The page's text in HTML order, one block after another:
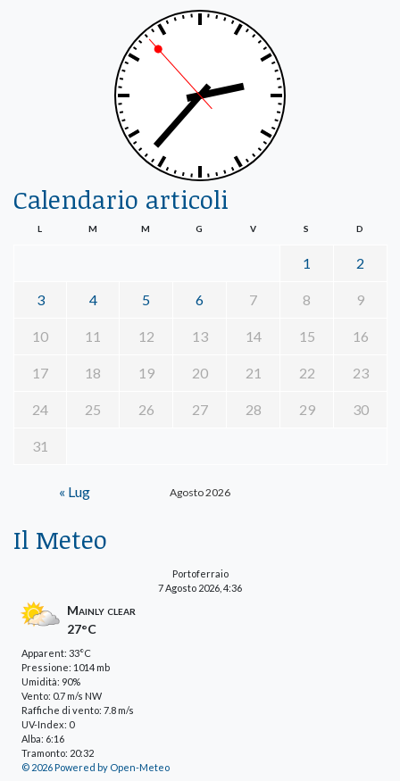
Calendario articoli
Agosto 2026
L M M G V S D
1 2
3 4 5 6 7 8 9
10 11 12 13 14 15 16
17 18 19 20 21 22 23
24 25 26 27 28 29 30
31
« Lug
Il Meteo
Portoferraio
7 Agosto 2026, 4:36
Mainly clear
27°C
Apparent: 33°C
Pressione: 1014 mb
Umidità: 90%
Vento: 0.7 m/s NW
Raffiche di vento: 7.8 m/s
UV-Index: 0
Alba: 6:16
Tramonto: 20:32
© 2026 Powered by Open-Meteo